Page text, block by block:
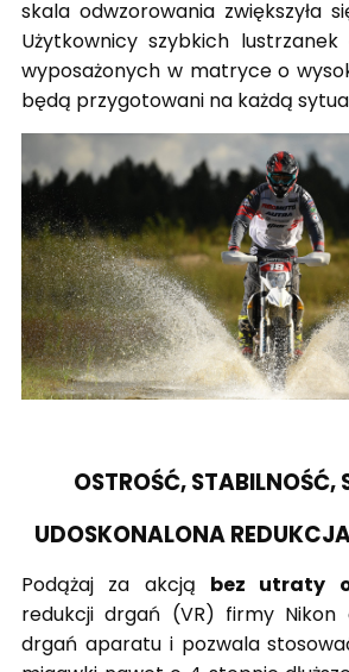
skala odwzorowania zwiększyła
Użytkownicy szybkich
wyposażonych w matryce o
będą przygotowani na każdą
OSTROŚĆ, STABILNOŚĆ,
UDOSKONALONA
Podążaj za akcją bez utraty
redukcji drgań (VR) firmy Nikon
drgań aparatu i pozwala